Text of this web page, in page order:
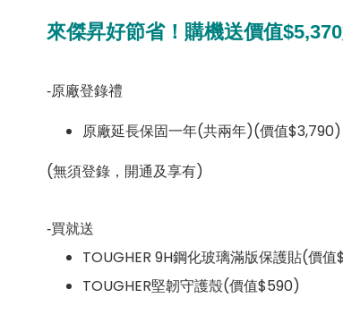
來傑昇好節省！購機送價值
-原廠登錄禮
原廠延長保固一年(共兩年)(價值$3,790)
(無須登錄，開通及享有)
-買就送
TOUGHER 9H鋼化玻璃滿版保護貼(價
TOUGHER堅韌守護殼(價值$590)